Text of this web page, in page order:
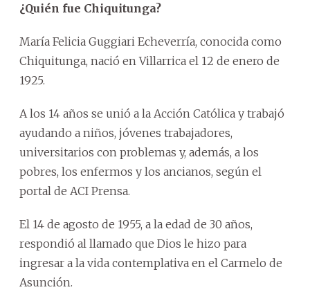
¿Quién fue Chiquitunga?
María Felicia Guggiari Echeverría, conocida como
Chiquitunga, nació en Villarrica el 12 de enero de
1925.
A los 14 años se unió a la Acción Católica y trabajó
ayudando a niños, jóvenes trabajadores,
universitarios con problemas y, además, a los
pobres, los enfermos y los ancianos, según el
portal de ACI Prensa.
El 14 de agosto de 1955, a la edad de 30 años,
respondió al llamado que Dios le hizo para
ingresar a la vida contemplativa en el Carmelo de
Asunción.